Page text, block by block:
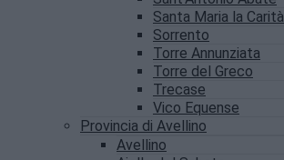
Santa Maria la Carità
Sorrento
Torre Annunziata
Torre del Greco
Trecase
Vico Equense
Provincia di Avellino
Avellino